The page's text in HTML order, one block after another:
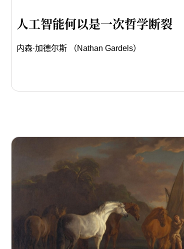
人工智能何以是一次哲学断裂
内森·加德尔斯 （Nathan Gardels）